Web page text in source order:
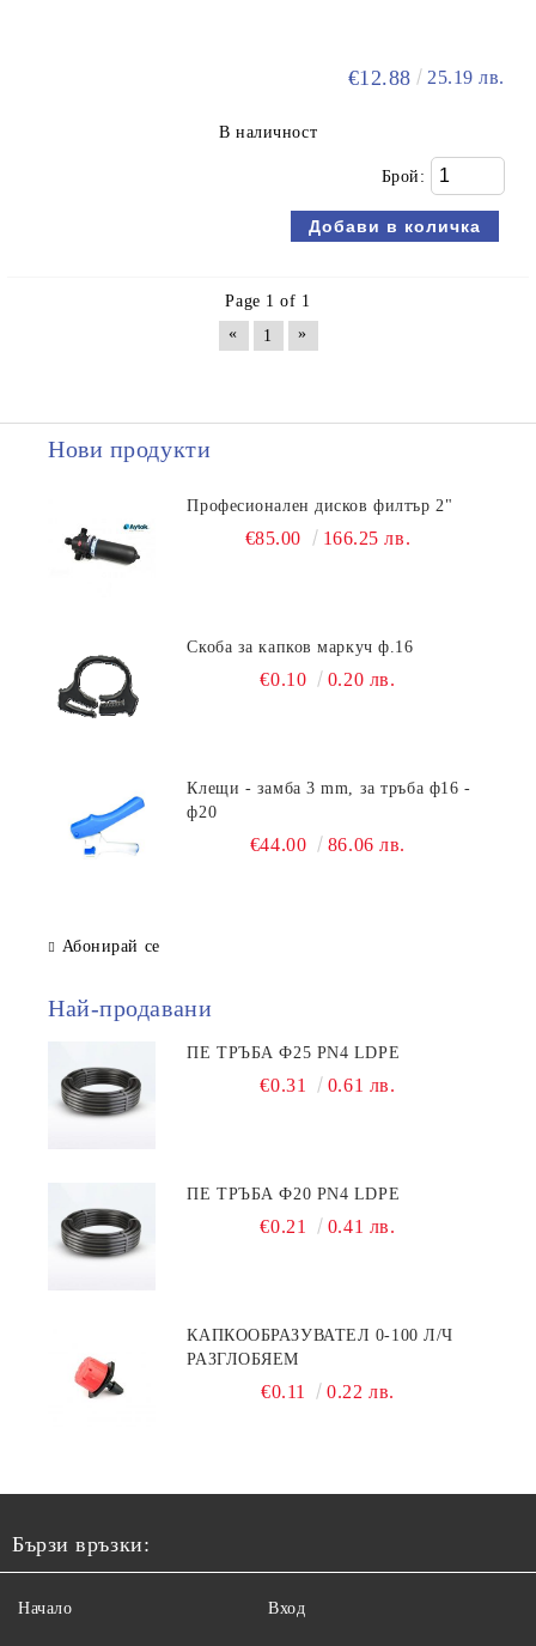
€12.88 25.19 лв.
В наличност
Брой:
Page 1 of 1
«
1 »
Нови продукти
Професионален дисков филтър 2"
€85.00 166.25 лв.
Скоба за капков маркуч ф.16
€0.10 0.20 лв.
Клещи - замба 3 mm, за тръба ф16 -
ф20
€44.00 86.06 лв.
Абонирай се
Най-продавани
ПЕ ТРЪБА Ф25 PN4 LDPE
€0.31 0.61 лв.
ПЕ ТРЪБА Ф20 PN4 LDPE
€0.21 0.41 лв.
КАПКООБРАЗУВАТЕЛ 0-100 Л/Ч
РАЗГЛОБЯЕМ
€0.11 0.22 лв.
Бързи връзки:
Начало Вход